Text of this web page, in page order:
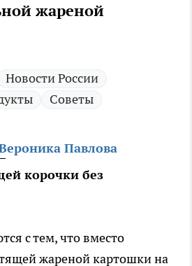
жареной
Новости России
Советы
Павлова
корочки без
с тем, что вместо
жареной картошки на